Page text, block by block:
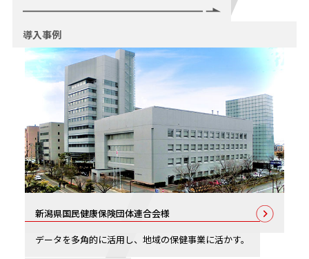
導入事例
新潟県国民健康保険団体連合会様
データを多角的に活用し、地域の保健事業に活かす。